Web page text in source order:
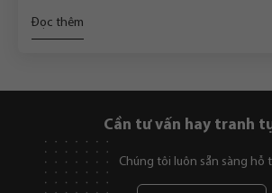
Đọc thêm
Cần tư vấn hay tranh
Chúng tôi luôn sẵn sàng hỗ